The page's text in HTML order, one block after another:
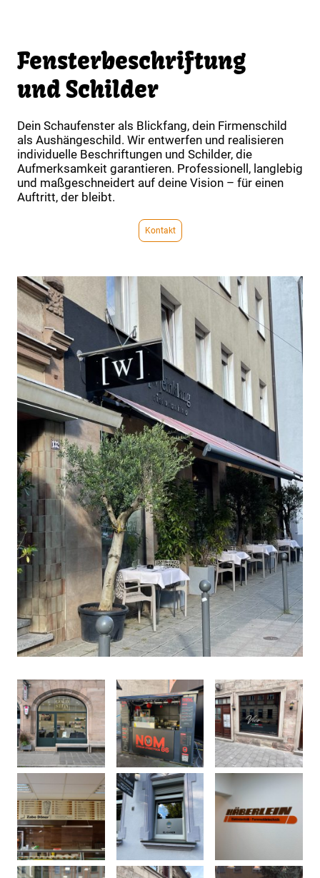
Fensterbeschriftung
und Schilder
Dein Schaufenster als Blickfang, dein Firmenschild
als Aushängeschild. Wir entwerfen und realisieren
individuelle Beschriftungen und Schilder, die
Aufmerksamkeit garantieren. Professionell, langlebig
und maßgeschneidert auf deine Vision – für einen
Auftritt, der bleibt.
Kontakt